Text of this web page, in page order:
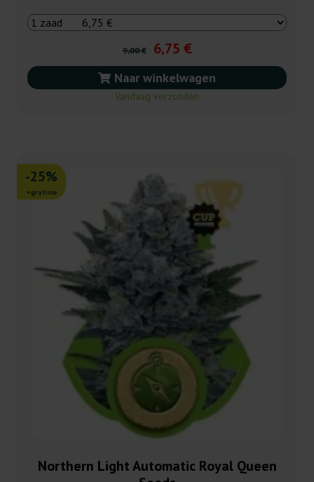
9,00 € 6,75 €
Naar winkelwagen
Vandaag verzonden
-25%
+gratisie
Northern Light Automatic Royal Queen